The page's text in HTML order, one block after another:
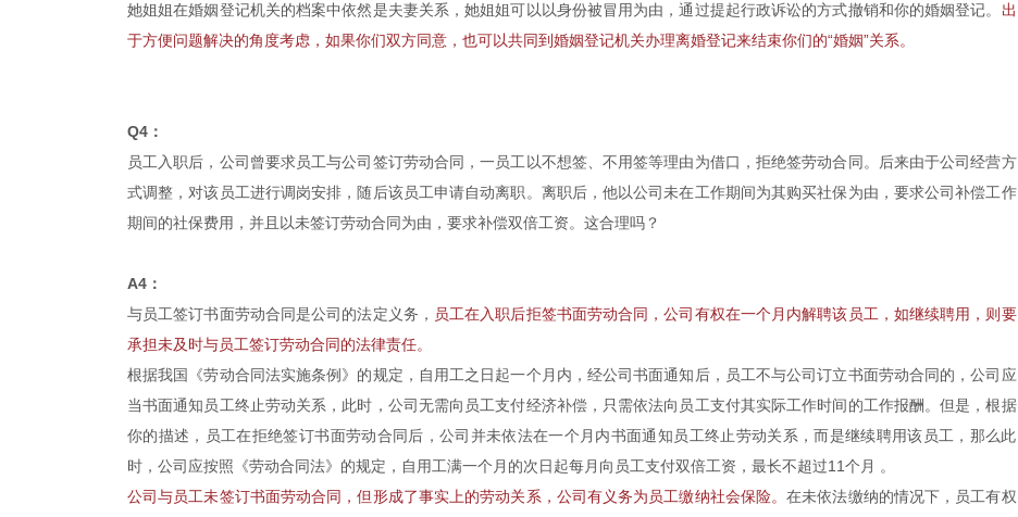
她姐姐在婚姻登记机关的档案中依然是夫妻关系，她姐姐可以以身份被冒用为由，通过提起行政诉讼的方式撤销和你的婚姻登记。 出
于方便问题解决的角度考虑，如果你们双方同意，也可以共同到婚姻登记机关办理离婚登记来结束你们的“婚姻”关系。
Q4：
员工入职后，公司曾要求员工与公司签订劳动合同，一员工以不想签、不用签等理由为借口，拒绝签劳动合同。后来由于公司经营方
式调整，对该员工进行调岗安排，随后该员工申请自动离职。离职后，他以公司未在工作期间为其购买社保为由，要求公司补偿工作
期间的社保费用，并且以未签订劳动合同为由，要求补偿双倍工资。这合理吗？
A4：
与员工签订书面劳动合同是公司的法定义务， 员工在入职后拒签书面劳动合同，公司有权在一个月内解聘该员工，如继续聘用，则要
承担未及时与员工签订劳动合同的法律责任。
根据我国《劳动合同法实施条例》的规定，自用工之日起一个月内，经公司书面通知后，员工不与公司订立书面劳动合同的，公司应
当书面通知员工终止劳动关系，此时，公司无需向员工支付经济补偿，只需依法向员工支付其实际工作时间的工作报酬。但是，根据
你的描述，员工在拒绝签订书面劳动合同后，公司并未依法在一个月内书面通知员工终止劳动关系，而是继续聘用该员工，那么此
时，公司应按照《劳动合同法》的规定，自用工满一个月的次日起每月向员工支付双倍工资，最长不超过11个月 。
公司与员工未签订书面劳动合同，但形成了事实上的劳动关系，公司有义务为员工缴纳社会保险。在未依法缴纳的情况下，员工有权